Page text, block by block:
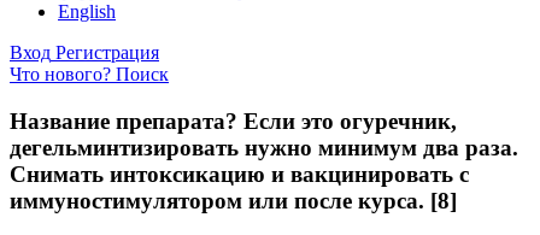
English
Вход Регистрация
Что нового? Поиск
Название препарата? Если это огуречник,
дегельминтизировать нужно минимум два раза.
Снимать интоксикацию и вакцинировать с
иммуностимулятором или после курса. [8]